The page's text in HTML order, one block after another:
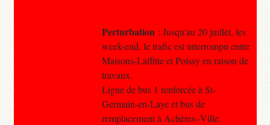
Perturbation : Jusqu'au 20 juillet, les
week-end, le trafic est interrompu entre
Maisons-Laffitte et Poissy en raison de
travaux.
Ligne de bus 1 renforcée à St-
Germain-en-Laye et bus de
remplacement à Achères–Ville.